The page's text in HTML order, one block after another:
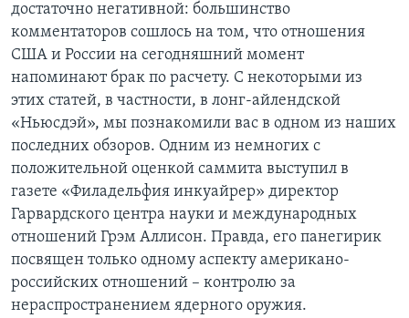
достаточно негативной: большинство
комментаторов сошлось на том, что отношения
США и России на сегодняшний момент
напоминают брак по расчету. С некоторыми из
этих статей, в частности, в лонг-айлендской
«Ньюсдэй», мы познакомили вас в одном из наших
последних обзоров. Одним из немногих с
положительной оценкой саммита выступил в
газете «Филадельфия инкуайрер» директор
Гарвардского центра науки и международных
отношений Грэм Аллисон. Правда, его панегирик
посвящен только одному аспекту американо-
российских отношений – контролю за
нераспространением ядерного оружия.